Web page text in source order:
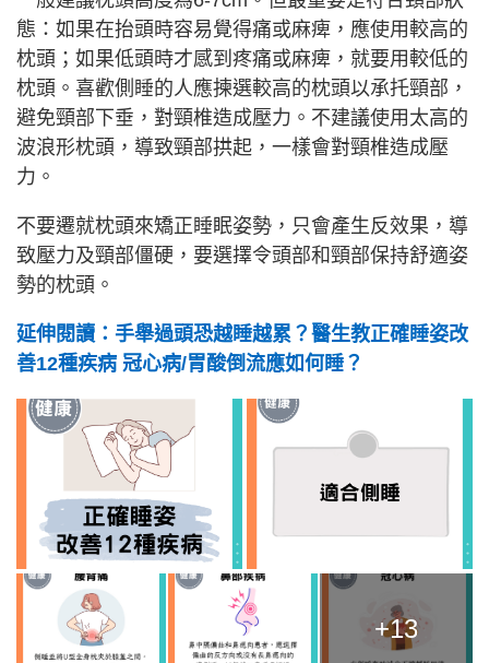
態：如果在抬頭時容易覺得痛或麻痺，應使用較高的
枕頭；如果低頭時才感到疼痛或麻痺，就要用較低的
枕頭。喜歡側睡的人應揀選較高的枕頭以承托頸部，
避免頸部下垂，對頸椎造成壓力。不建議使用太高的
波浪形枕頭，導致頸部拱起，一樣會對頸椎造成壓
力。
不要遷就枕頭來矯正睡眠姿勢，只會產生反效果，導
致壓力及頸部僵硬，要選擇令頭部和頸部保持舒適姿
勢的枕頭。
延伸閱讀：手舉過頭恐越睡越累？醫生教正確睡姿改
善12種疾病 冠心病/胃酸倒流應如何睡？
+13